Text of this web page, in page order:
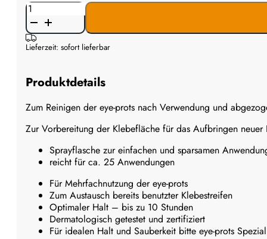
eye-
prots
Renew-
Set
Menge
Lieferzeit: sofort lieferbar
Produktdetails
Zum Reinigen der eye-prots nach Verwendung und
Zur Vorbereitung der Klebefläche für das Aufbringen
Sprayflasche zur einfachen und sparsamen
reicht für ca. 25 Anwendungen
Für Mehrfachnutzung der eye-prots
Zum Austausch bereits benutzter Klebestreifen
Optimaler Halt – bis zu 10 Stunden
Dermatologisch getestet und zertifiziert
Für idealen Halt und Sauberkeit bitte eye-prots